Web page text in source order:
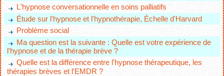
L'hypnose conversationnelle en soins palliatifs
Étude sur l'hypnose et l'hypnothérapie, Échelle d'Harvard
Problème social
Ma question est la suivante : Quelle est votre expérience de
l'hypnose et de la thérapie brève ?
Quelle est la différence entre l'hypnose thérapeutique, les
thérapies brèves et l'EMDR ?